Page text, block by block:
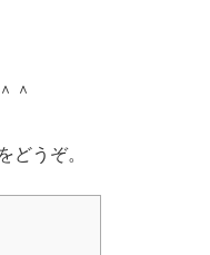
＾
うぞ。